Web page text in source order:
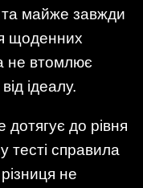
та майже завжди
щоденних
не втомлює
ідеалу.
до рівня
тесті справила
не